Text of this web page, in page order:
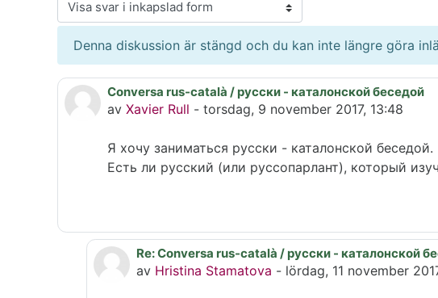
Denna diskussion är stängd och du kan inte längre göra
Conversa rus-català / русски - каталонской беседой
av Xavier Rull - torsdag, 9 november 2017, 13:48
Antal svar: 2
Я хочу заниматься русски - каталонской беседой.
Есть ли русский (или руссопарлант), который
Som svar till Xavier Rull
Re: Conversa rus-català / русски - каталонской
av Hristina Stamatova - lördag, 11 november